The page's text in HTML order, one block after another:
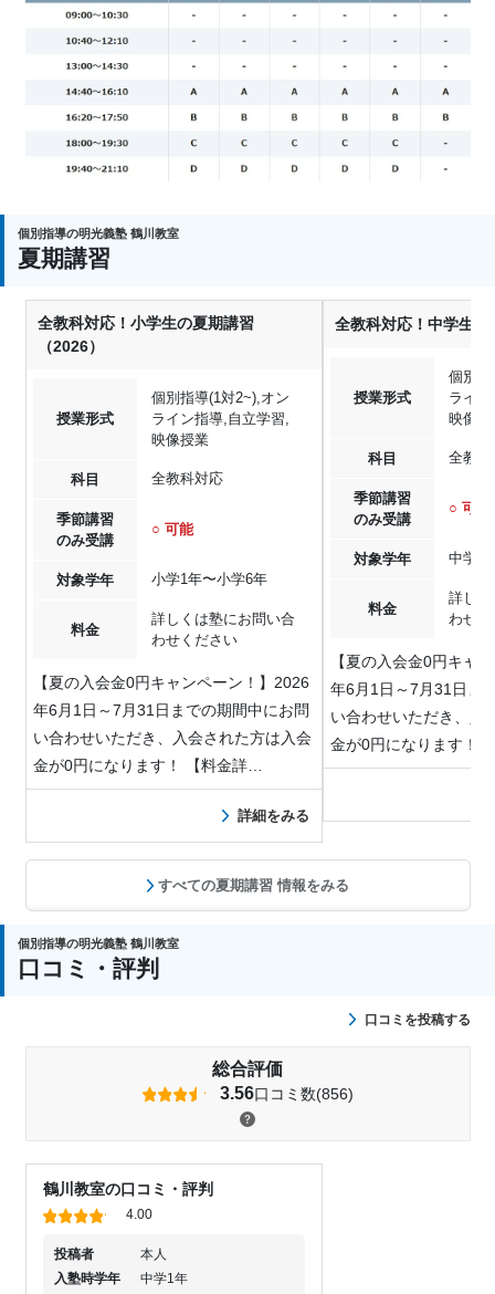
個別指導の明光義塾 鶴川教室
夏期講習
全教科対応！小学生の夏期講習
（2026）
授業形式
個別指導(1対2~),オン
ライン指導,自立学習,
映像授業
科目 全教科対応
季節講習
のみ受講
○ 可能
対象学年 小学1年〜小学6年
料金
詳しくは塾にお問い合
わせください
【夏の入会金0円キャンペーン！】2026
年6月1日～7月31日までの期間中にお問
い合わせいただき、入会された方は入会
金が0円になります！ 【料金詳…
詳細をみる
全教科対応！中学生
授業形式
個別指
ライ
映像授
科目 全教科
季節講習
のみ受講
○ 可能
対象学年 中学1
料金
詳しく
わせく
【夏の入会金0円キャ
年6月1日～7月31日ま
い合わせいただき、入
金が0円になります！
すべての夏期講習 情報をみる
個別指導の明光義塾 鶴川教室
口コミ・評判
口コミを投稿する
総合評価
3.56口コミ数(856)
鶴川教室の口コミ・評判
4.00
投稿者
本人
入塾時学年
中学1年